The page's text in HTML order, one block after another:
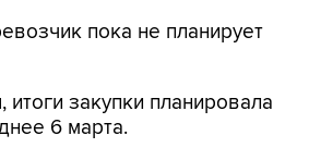
пока не планирует
закупки планировала
6 марта.